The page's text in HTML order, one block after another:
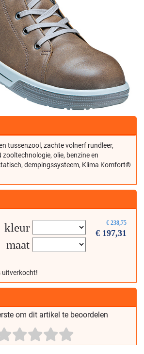
tussenzool, zachte volnerf rundleer,
olie, benzine en
dempingssysteem, Klima Komfort®
€ 238,75
€ 197,31
kleur
maat
uitverkocht!
om dit artikel te beoordelen